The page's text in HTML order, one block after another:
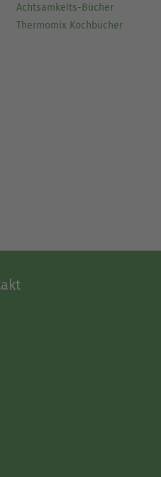
Achtsamkeits-Bücher
Thermomix Kochbücher